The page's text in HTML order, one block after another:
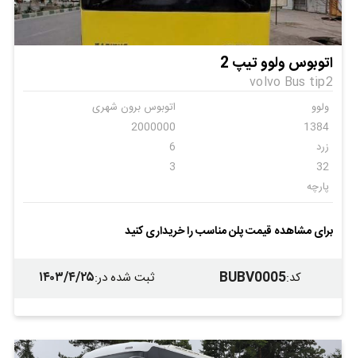
اتوبوس ولوو تیپ 2
volvo Bus tip2
ولوو
اتوبوس برون شهری
1384
2000000
زرد
6
32
3
پارچه
برای مشاهده قیمت پلن مناسب را خریداری کنید
کد:
BUBV0005 ثبت شده در:۱۴۰۳/۴/۲۵